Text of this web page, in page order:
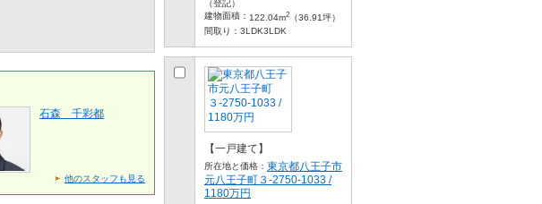
石森 千彩都
他のスタッフも見る
（登記）
建物面積： 122.04m2 （36.91坪）
間取り： 3LDK3LDK
【一戸建て】
所在地と価格： 東京都八王子市
元八王子町３-2750-1033 /
1180万円